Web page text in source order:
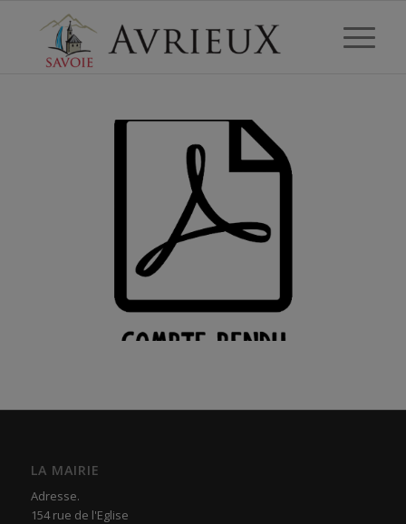
LA MAIRIE
Adresse.
154 rue de l'Eglise